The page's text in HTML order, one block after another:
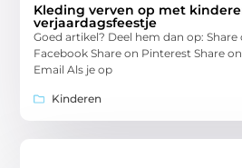
Kleding verven op met
verjaardagsfeestje
Goed artikel? Deel hem dan op:
Facebook Share on Pinterest Share
Email Als je op
Kinderen